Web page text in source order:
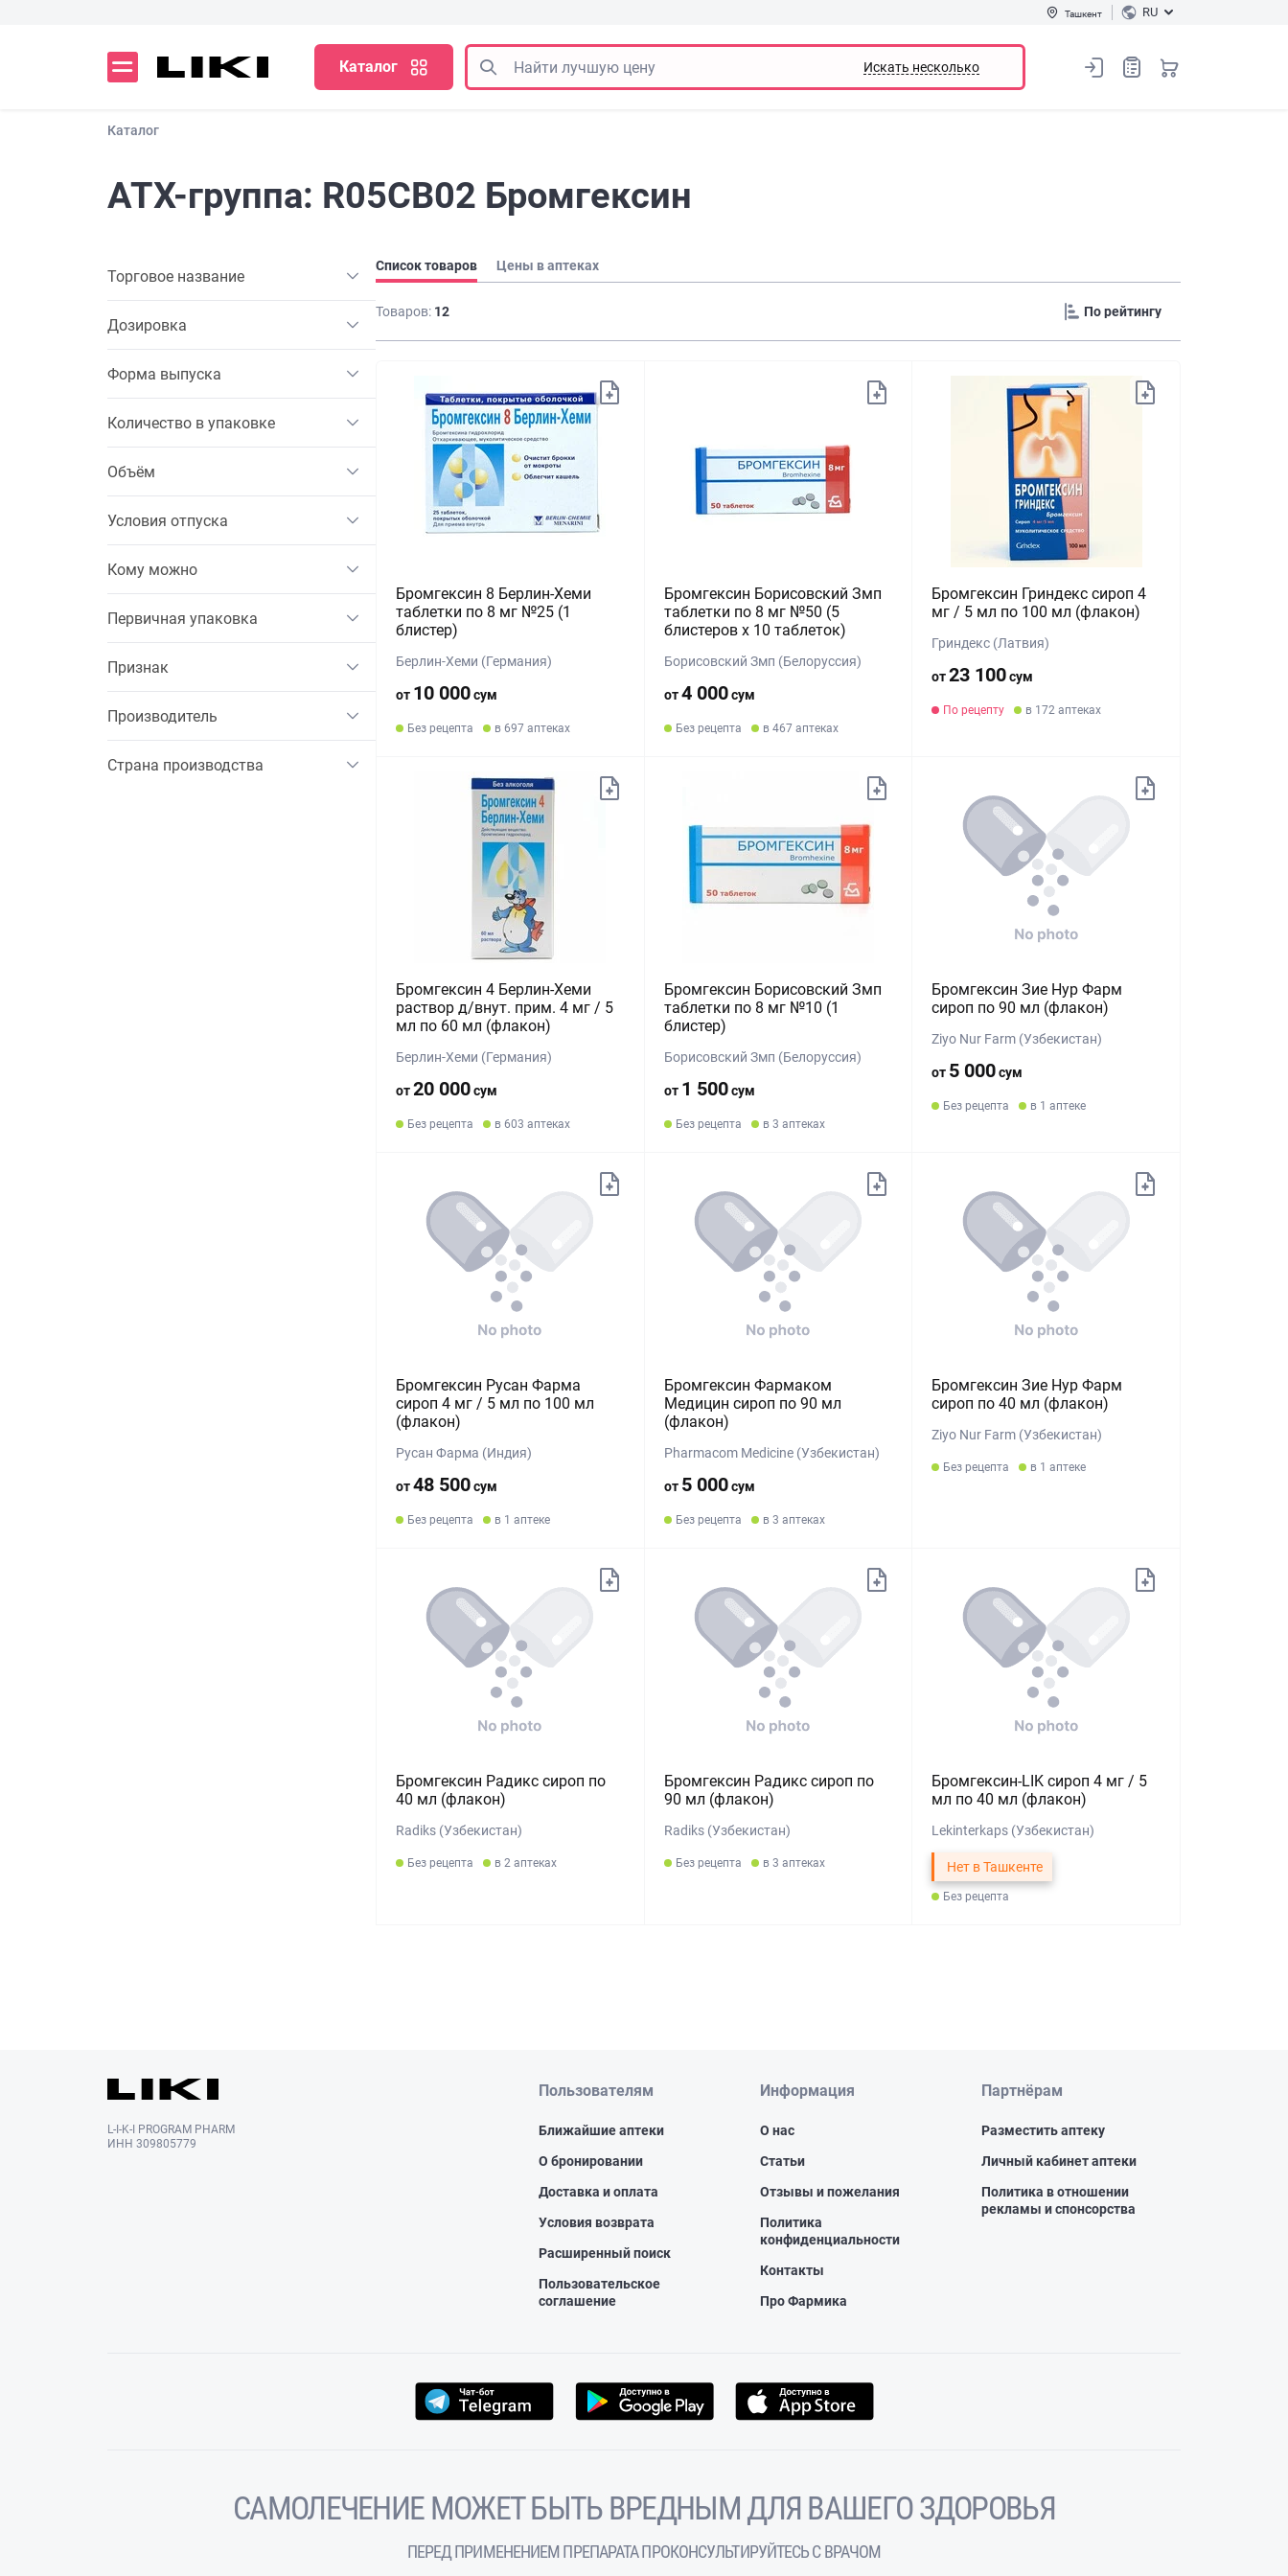
Ташкент RU
Каталог Искать несколько
Каталог
АТХ-группа: R05CB02 Бромгексин
Торговое название
Дозировка
Форма выпуска
Количество в упаковке
Объём
Условия отпуска
Кому можно
Первичная упаковка
Признак
Производитель
Страна производства
Список товаров Цены в аптеках
Товаров: 12
Бромгексин 8 Берлин-Хеми
таблетки по 8 мг №25 (1
блистер)
Берлин-Хеми (Германия)
от 10 000сум
Без рецепта в 697 аптеках
Бромгексин Борисовский Змп
таблетки по 8 мг №50 (5
блистеров х 10 таблеток)
Борисовский Змп (Белоруссия)
от4 000сум
Без рецепта в 467 аптеках
Бромгексин Гриндекс сироп 4
мг / 5 мл по 100 мл (флакон)
Гриндекс (Латвия)
от23 100сум
По рецепту в 172 аптеках
Бромгексин 4 Берлин-Хеми
раствор д/внут. прим. 4 мг / 5
мл по 60 мл (флакон)
Берлин-Хеми (Германия)
от20 000сум
Без рецепта в 603 аптеках
Бромгексин Борисовский Змп
таблетки по 8 мг №10 (1
блистер)
Борисовский Змп (Белоруссия)
от 1 500сум
Без рецепта в 3 аптеках
Бромгексин Зие Нур Фарм
сироп по 90 мл (флакон)
Ziyo Nur Farm (Узбекистан)
от 5 000сум
Без рецепта в 1 аптеке
Бромгексин Русан Фарма
сироп 4 мг / 5 мл по 100 мл
(флакон)
Русан Фарма (Индия)
от48 500сум
Без рецепта в 1 аптеке
Бромгексин Фармаком
Медицин сироп по 90 мл
(флакон)
Pharmacom Medicine (Узбекистан)
от 5 000сум
Без рецепта в 3 аптеках
Бромгексин Зие Нур Фарм
сироп по 40 мл (флакон)
Ziyo Nur Farm (Узбекистан)
Без рецепта в 1 аптеке
Бромгексин Радикс сироп по
40 мл (флакон)
Radiks (Узбекистан)
Без рецепта в 2 аптеках
Бромгексин Радикс сироп по
90 мл (флакон)
Radiks (Узбекистан)
Без рецепта в 3 аптеках
Бромгексин-LIK сироп 4 мг / 5
мл по 40 мл (флакон)
Lekinterkaps (Узбекистан)
Нет в Ташкенте
Без рецепта
L-I-K-I PROGRAM PHARM
ИНН 309805779
Пользователям
Ближайшие аптеки
О бронировании
Доставка и оплата
Условия возврата
Расширенный поиск
Пользовательское
соглашение
Информация
О нас
Статьи
Отзывы и пожелания
Политика
конфиденциальности
Контакты
Про Фармика
Партнёрам
Разместить аптеку
Личный кабинет аптеки
Политика в отношении
рекламы и спонсорства
САМОЛЕЧЕНИЕ МОЖЕТ БЫТЬ ВРЕДНЫМ ДЛЯ ВАШЕГО ЗДОРОВЬЯ
ПЕРЕД ПРИМЕНЕНИЕМ ПРЕПАРАТА ПРОКОНСУЛЬТИРУЙТЕСЬ С ВРАЧОМ